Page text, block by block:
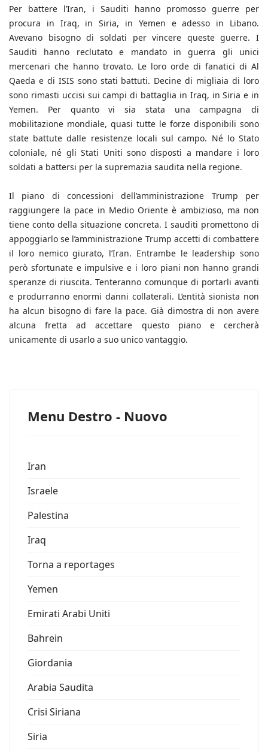
Per battere l’Iran, i Sauditi hanno promosso guerre per
procura in Iraq, in Siria, in Yemen e adesso in Libano.
Avevano bisogno di soldati per vincere queste guerre. I
Sauditi hanno reclutato e mandato in guerra gli unici
mercenari che hanno trovato. Le loro orde di fanatici di Al
Qaeda e di ISIS sono stati battuti. Decine di migliaia di loro
sono rimasti uccisi sui campi di battaglia in Iraq, in Siria e in
Yemen. Per quanto vi sia stata una campagna di
mobilitazione mondiale, quasi tutte le forze disponibili sono
state battute dalle resistenze locali sul campo. Né lo Stato
coloniale, né gli Stati Uniti sono disposti a mandare i loro
soldati a battersi per la supremazia saudita nella regione.
Il piano di concessioni dell’amministrazione Trump per
raggiungere la pace in Medio Oriente è ambizioso, ma non
tiene conto della situazione concreta. I sauditi promettono di
appoggiarlo se l’amministrazione Trump accetti di combattere
il loro nemico giurato, l’Iran. Entrambe le leadership sono
però sfortunate e impulsive e i loro piani non hanno grandi
speranze di riuscita. Tenteranno comunque di portarli avanti
e produrranno enormi danni collaterali. L’entità sionista non
ha alcun bisogno di fare la pace. Già dimostra di non avere
alcuna fretta ad accettare questo piano e cercherà
unicamente di usarlo a suo unico vantaggio.
Menu Destro - Nuovo
Iran
Israele
Palestina
Iraq
Torna a reportages
Yemen
Emirati Arabi Uniti
Bahrein
Giordania
Arabia Saudita
Crisi Siriana
Siria